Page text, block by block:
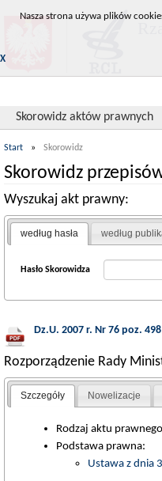
Skorowidz aktów prawnych
Start » Skorowidz
Skorowidz
Wyszukaj akt prawny:
według hasła według
Hasło Skorowidza
Dz.U. 2007 r. Nr 76 poz. 498
Rozporządzenie Rady
Szczegóły Nowelizacje
Rodzaj aktu
Podstawa prawna:
Ustawa z dnia
Nasza strona używa plików
X